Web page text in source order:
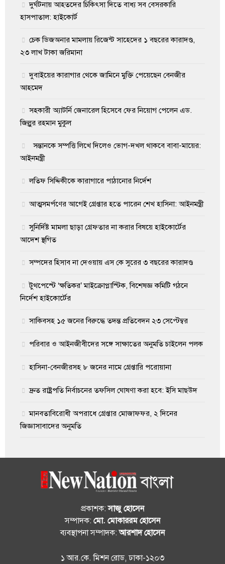
দুর্ঘটনায় আহতদের চিকিৎসা দিতে বাধ্য সব বেসরকারি
হাসপাতাল: হাইকোর্ট
চেক ডিজঅনার মামলায় রিজেন্ট সাহেদের ১ বছরের কারাদণ্ড,
২৩ লাখ টাকা জরিমানা
দুবাইয়ের কারাগার থেকে জামিনে মুক্তি পেয়েছেন বেনজীর
আহমেদ
সহকারী অ্যাটর্নি জেনারেল হিসেবে ফের নিয়োগ পেলেন এড.
জিল্লুর রহমান মুকুল
সন্তানকে সম্পত্তি লিখে দিলেও ভোগ-দখল থাকবে বাবা-মায়ের:
আইনমন্ত্রী
লতিফ সিদ্দিকীকে কারাগারে পাঠানোর নির্দেশ
আত্মসমর্পণের আগেই গ্রেপ্তার হতে পারেন শেখ হাসিনা: আইনমন্ত্রী
সুনির্দিষ্ট মামলা ছাড়া গ্রেফতার না করার বিষয়ে হাইকোর্টের
আদেশ স্থগিত
সম্পদের হিসাব না দেওয়ায় এস কে সুরের ৩ বছরের কারাদণ্ড
টুথপেস্টে ‘ক্ষতিকর’ মাইক্রোপ্লাস্টিক, বিশেষজ্ঞ কমিটি গঠনে
নির্দেশ হাইকোর্টের
সাকিবসহ ১৫ জনের বিরুদ্ধে তদন্ত প্রতিবেদন ২৩ সেপ্টেম্বর
পরিবার ও আইনজীবীদের সঙ্গে সাক্ষাতের অনুমতি চাইলেন পলক
হাসিনা-বেনজীরসহ ৮ জনের নামে গ্রেপ্তারি পরোয়ানা
দ্রুত রাষ্ট্রপতি নির্বাচনের তফসিল ঘোষণা করা হবে: ইসি মাছউদ
মানবতাবিরোধী অপরাধে গ্রেপ্তার মোজাফফর, ২ দিনের
জিজ্ঞাসাবাদের অনুমতি
প্রকাশক:সাজু হোসেন
সম্পাদক: মো. মোকাররম হোসেন
ব্যবস্থাপনা সম্পাদক:আরশাদ হোসেন
১ আর.কে. মিশন রোড, ঢাকা-১২০৩